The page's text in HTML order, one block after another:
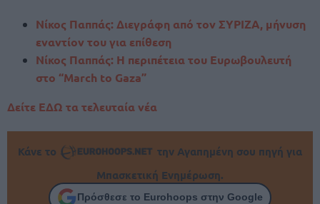
Νίκος Παππάς: Διεγράφη από τον ΣΥΡΙΖΑ, μήνυση
εναντίον του για επίθεση
Νίκος Παππάς: Η περιπέτεια του Ευρωβουλευτή
στο “March to Gaza”
Δείτε ΕΔΩ τα τελευταία νέα
Κάνε το
την Αγαπημένη σου πηγή για
Μπασκετική Ενημέρωση.
Πρόσθεσε το Eurohoops στην Google